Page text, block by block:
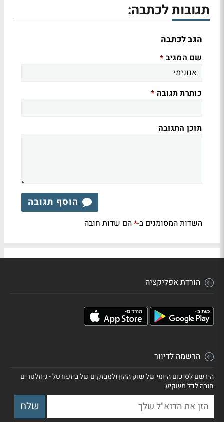
תגובות לכתבה:
הגב לכתבה
שם המגיב *
כותרת תגובה *
תוכן התגובה
הוסף תגובה
השדות המסומנים ב-*הם שדות חובה
הורדת אפליקציה
הרשמה לדיוור
הירשם לסיכום היומי של שוק ההון ולמבזקים של ביזפורטל - ניוזלטרים
חובה לכל משקיע